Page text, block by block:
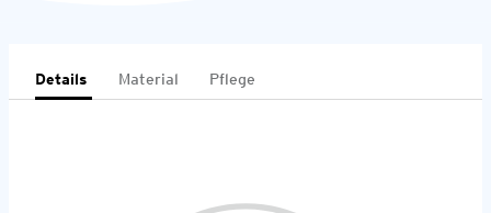
Details Material Pflege